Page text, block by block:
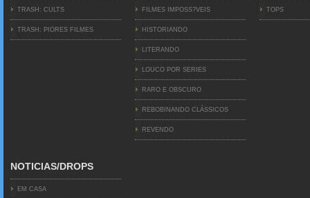
TRASH: CULTS
TRASH: PIORES FILMES
FILMES IMPOSS?VEIS
HISTORIANDO
LITERANDO
LOUCO POR SERIES
RARO E OBSCURO
REBOBINANDO CLÁSSICOS
REVENDO
TOPS
NOTICIAS/DROPS
EM CASA